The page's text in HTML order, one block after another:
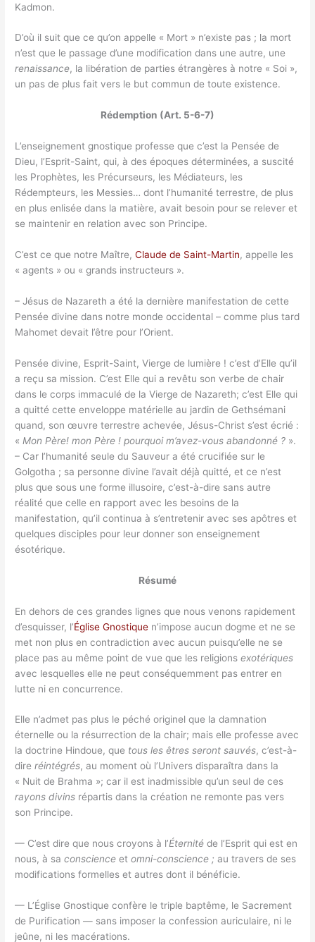
Kadmon.
D’où il suit que ce qu’on appelle « Mort » n’existe pas ; la mort
n’est que le passage d’une modification dans une autre, une
renaissance, la libération de parties étrangères à notre « Soi »,
un pas de plus fait vers le but commun de toute existence.
Rédemption (Art. 5-6-7)
L’enseignement gnostique professe que c’est la Pensée de
Dieu, l’Esprit-Saint, qui, à des époques déterminées, a suscité
les Prophètes, les Précurseurs, les Médiateurs, les
Rédempteurs, les Messies… dont l’humanité terrestre, de plus
en plus enlisée dans la matière, avait besoin pour se relever et
se maintenir en relation avec son Principe.
C’est ce que notre Maître,Claude de Saint-Martin, appelle les
« agents » ou « grands instructeurs ».
– Jésus de Nazareth a été la dernière manifestation de cette
Pensée divine dans notre monde occidental – comme plus tard
Mahomet devait l’être pour l’Orient.
Pensée divine, Esprit-Saint, Vierge de lumière ! c’est d’Elle qu’il
a reçu sa mission. C’est Elle qui a revêtu son verbe de chair
dans le corps immaculé de la Vierge de Nazareth; c’est Elle qui
a quitté cette enveloppe matérielle au jardin de Gethsémani
quand, son œuvre terrestre achevée, Jésus-Christ s’est écrié :
« Mon Père! mon Père ! pourquoi m’avez-vous abandonné ? ».
– Car l’humanité seule du Sauveur a été crucifiée sur le
Golgotha ; sa personne divine l’avait déjà quitté, et ce n’est
plus que sous une forme illusoire, c’est-à-dire sans autre
réalité que celle en rapport avec les besoins de la
manifestation, qu’il continua à s’entretenir avec ses apôtres et
quelques disciples pour leur donner son enseignement
ésotérique.
Résumé
En dehors de ces grandes lignes que nous venons rapidement
d’esquisser, l’Église Gnostique n’impose aucun dogme et ne se
met non plus en contradiction avec aucun puisqu’elle ne se
place pas au même point de vue que les religionsexotériques
avec lesquelles elle ne peut conséquemment pas entrer en
lutte ni en concurrence.
Elle n’admet pas plus le péché originel que la damnation
éternelle ou la résurrection de la chair; mais elle professe avec
la doctrine Hindoue, que tous les êtres seront sauvés, c’est-à-
direréintégrés, au moment où l’Univers disparaîtra dans la
« Nuit de Brahma »; car il est inadmissible qu’un seul de ces
rayons divins répartis dans la création ne remonte pas vers
son Principe.
— C’est dire que nous croyons à l’Éternité de l’Esprit qui est en
nous, à saconscience etomni-conscience ; au travers de ses
modifications formelles et autres dont il bénéficie.
— L’Église Gnostique confère le triple baptême, le Sacrement
de Purification — sans imposer la confession auriculaire, ni le
jeûne, ni les macérations.